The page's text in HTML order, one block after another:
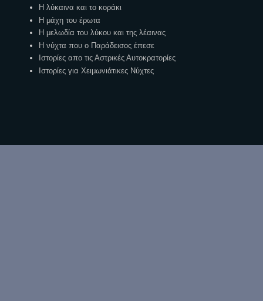
Η λύκαινα και το κοράκι
Η μάχη του έρωτα
Η μελωδία του λύκου και της λέαινας
Η νύχτα που ο Παράδεισος έπεσε
Ιστορίες απο τις Αστρικές Αυτοκρατορίες
Ιστορίες για Χειμωνιάτικες Νύχτες